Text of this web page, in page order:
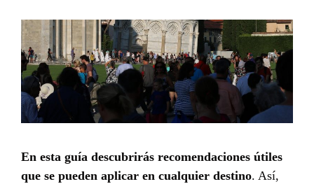
En esta guía descubrirás recomendaciones útiles
que se pueden aplicar en cualquier destino. Así,